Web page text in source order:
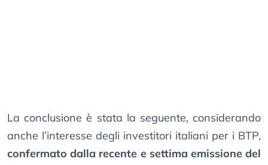
La conclusione è stata la seguente, considerando
anche l’interesse degli investitori italiani per i BTP,
confermato dalla recente e settima emissione del